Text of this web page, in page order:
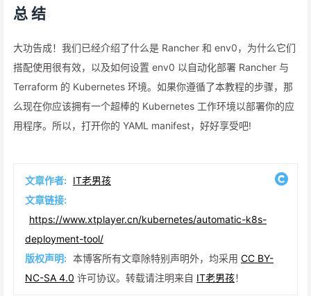
总 结
大功告成！我们已经介绍了什么是 Rancher 和 env0，为什么它们
搭配使用很有效，以及如何设置 env0 以自动化部署 Rancher 与
Terraform 的 Kubernetes 环境。如果你遵循了本教程的步骤，那
么现在你应该拥有一个超棒的 Kubernetes 工作环境以部署你的应
用程序。所以，打开你的 YAML manifest，好好享受吧!
文章作者: IT老男孩
文章链接:
https://www.xtplayer.cn/kubernetes/automatic-k8s-
deployment-tool/
版权声明: 本博客所有文章除特别声明外，均采用 CC BY-
NC-SA 4.0 许可协议。转载请注明来自 IT老男孩！